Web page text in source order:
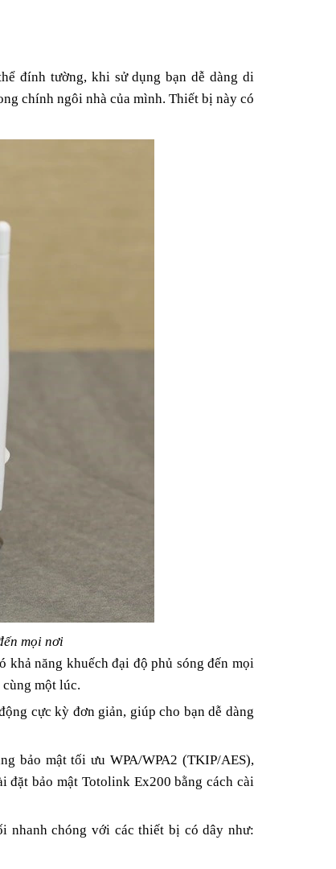
đính tường, khi sử dụng bạn dễ dàng di
chính ngôi nhà của mình. Thiết bị này có
mọi nơi
năng khuếch đại độ phủ sóng đến mọi
một lúc.
cực kỳ đơn giản, giúp cho bạn dễ dàng
bảo mật tối ưu WPA/WPA2 (TKIP/AES),
đặt bảo mật Totolink Ex200 bằng cách cài
nhanh chóng với các thiết bị có dây như: